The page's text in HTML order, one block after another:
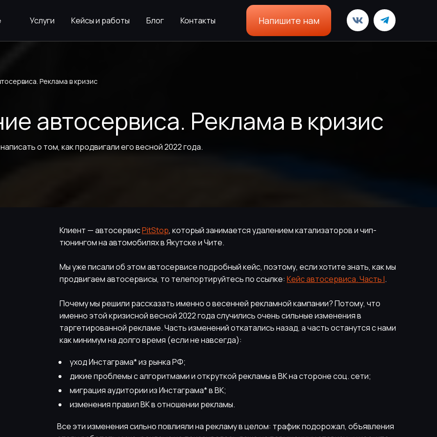
Услуги Кейсы и работы Блог Контакты Напишите нам
Реклама в кризис
автосервиса. Реклама в кризис
о том, как продвигали его весной 2022 года.
Клиент — автосервисPitStop, который занимается удалением катализаторов и чип-
тюнингом на автомобилях в Якутске и Чите.
Мы уже писали об этом автосервисе подробный кейс, поэтому, если хотите знать, как мы
продвигаем автосервисы, то телепортируйтесь по ссылке: Кейс автосервиса. Часть I.
Почему мы решили рассказать именно о весенней рекламной кампании? Потому, что
именно этой кризисной весной 2022 года случились очень сильные изменения в
таргетированной рекламе. Часть изменений откатались назад, а часть останутся с нами
как минимум на долго время (если не навсегда):
уход Инстаграма* из рынка РФ;
дикие проблемы с алгоритмами и откруткой рекламы в ВК на стороне соц. сети;
миграция аудитории из Инстаграма* в ВК;
изменения правил ВК в отношении рекламы.
Все эти изменения сильно повлияли на рекламу в целом: трафик подорожал, объявления